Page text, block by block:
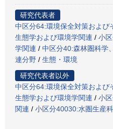
研究代表者
中区分64:環境保全対策および
生態学および環境学関連 / 小
学関連 / 中区分40:森林圏科学
連分野 / 生態・環境
研究代表者以外
中区分64:環境保全対策および
生態学および環境学関連 / 小
関連 / 小区分40030:水圏生産